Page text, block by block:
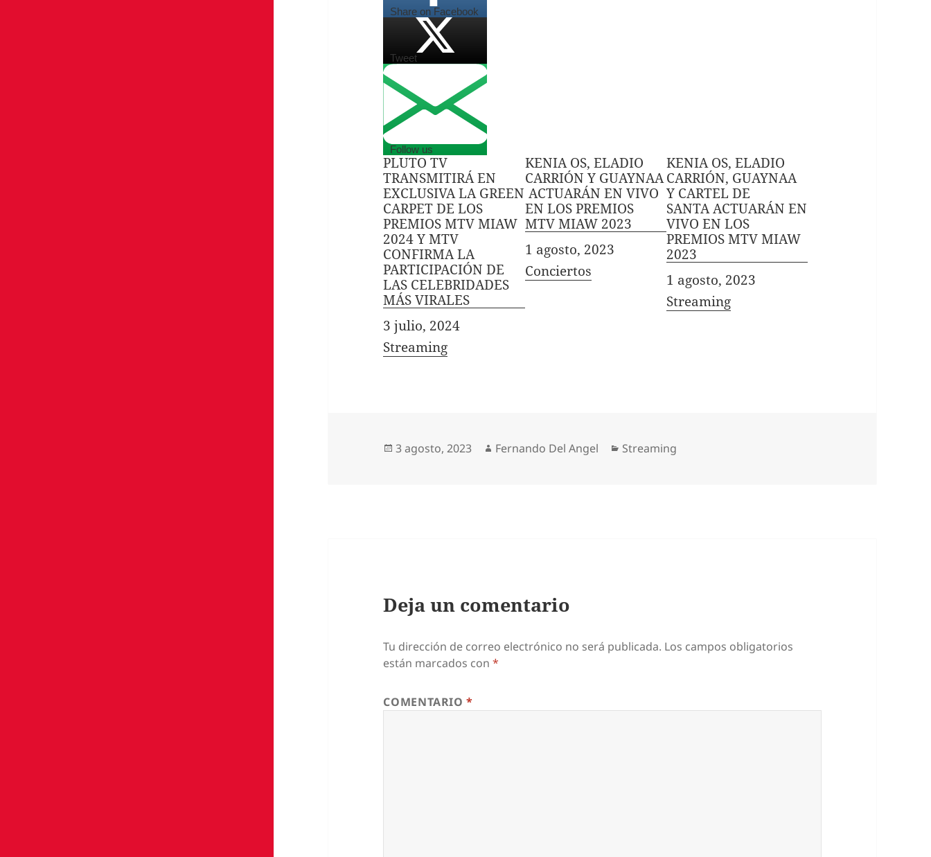
Share on Facebook
Tweet
Follow us
PLUTO TV
TRANSMITIRÁ EN
EXCLUSIVA LA GREEN
CARPET DE LOS
PREMIOS MTV MIAW
2024 Y MTV
CONFIRMA LA
PARTICIPACIÓN DE
LAS CELEBRIDADES
MÁS VIRALES
Fecha
3 julio, 2024
In relation to
Streaming
KENIA OS, ELADIO
CARRIÓN Y GUAYNAA
ACTUARÁN EN VIVO
EN LOS PREMIOS
MTV MIAW 2023
Fecha
1 agosto, 2023
In relation to
Conciertos
KENIA OS, ELADIO
CARRIÓN, GUAYNAA
Y CARTEL DE
SANTA ACTUARÁN EN
VIVO EN LOS
PREMIOS MTV MIAW
2023
Fecha
1 agosto, 2023
In relation to
Streaming
Publicado
3 agosto, 2023 Autor
Fernando Del Angel Categorías
Streaming
Deja un comentario
Tu dirección de correo electrónico no será publicada. Los campos obligatorios
están marcados con*
COMENTARIO*